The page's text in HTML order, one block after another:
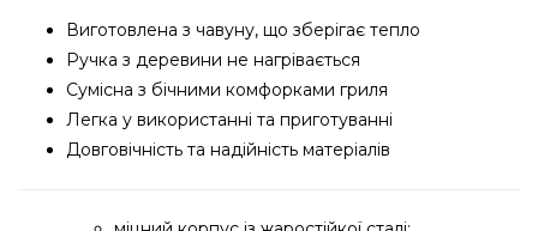
Виготовлена з чавуну, що зберігає тепло
Ручка з деревини не нагрівається
Сумісна з бічними комфорками гриля
Легка у використанні та приготуванні
Довговічність та надійність матеріалів